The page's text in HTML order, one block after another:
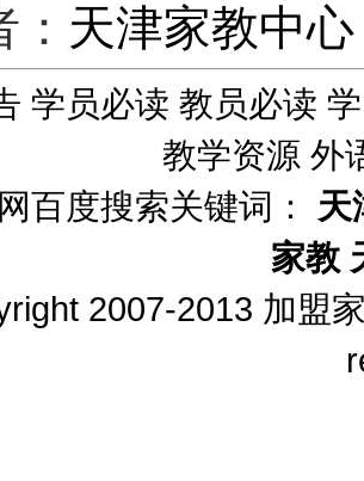
天津家教中心
学员必读 教员必读
教学资源 外
百度搜索关键词： 天
家教
2007-2013 加盟